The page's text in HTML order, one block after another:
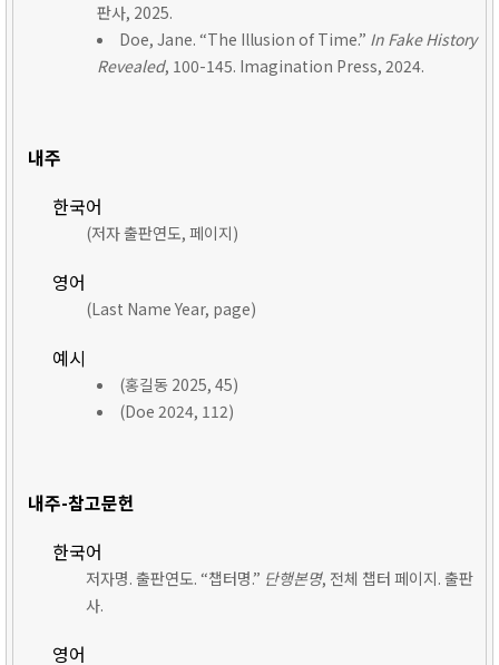
판사, 2025.
Doe, Jane. “The Illusion of Time.” In Fake History
Revealed, 100-145. Imagination Press, 2024.
내주
한국어
(저자 출판연도, 페이지)
영어
(Last Name Year, page)
예시
(홍길동 2025, 45)
(Doe 2024, 112)
내주-참고문헌
한국어
저자명. 출판연도. “챕터명.” 단행본명, 전체 챕터 페이지. 출판
사.
영어